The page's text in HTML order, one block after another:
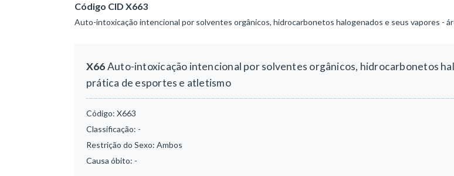
Código CID X663
Auto-intoxicação intencional por solventes orgânicos, hidrocarbonetos halogenados e seus vapores -
X66Auto-intoxicação intencional por solventes orgânicos, hidrocarbonetos
prática de esportes e atletismo
Código: X663
Classificação: -
Restrição do Sexo: Ambos
Causa óbito: -